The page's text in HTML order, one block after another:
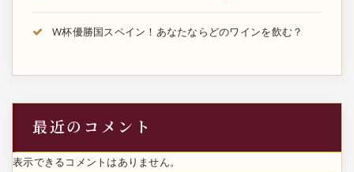
W杯優勝国スペイン！あなたならどのワインを飲む？
最近のコメント
表示できるコメントはありません。